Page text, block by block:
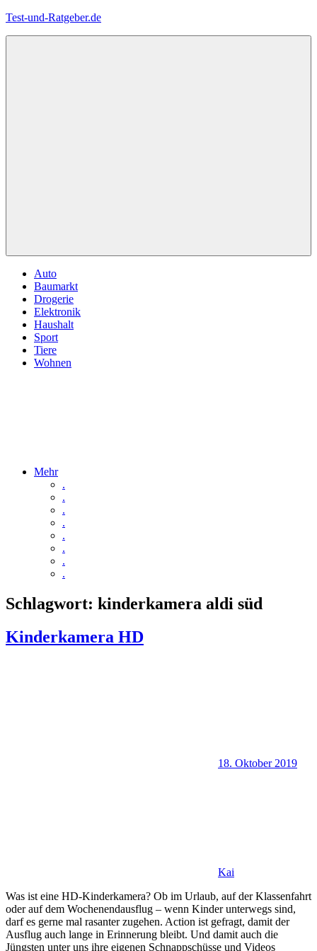
Zum
Test-und-Ratgeber.de
Auto
Baumarkt
Drogerie
Elektronik
Haushalt
Sport
Tiere
Wohnen
Mehr
.
.
.
.
.
.
.
.
Schlagwort: kinderkamera aldi süd
Kinderkamera HD
18. Oktober 2019
Kai
Was ist eine HD-Kinderkamera? Ob im Urlaub, auf der Klassenfahrt
oder auf dem Wochenendausflug – wenn Kinder unterwegs sind,
darf es gerne mal rasanter zugehen. Action ist gefragt, damit der
Ausflug auch lange in Erinnerung bleibt. Und damit auch die
Jüngsten unter uns ihre eigenen Schnappschüsse und Videos